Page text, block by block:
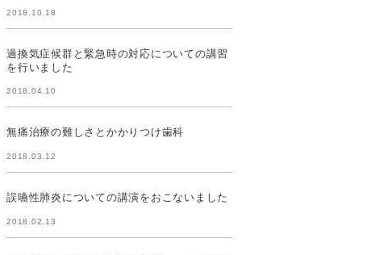
2018.10.18
過換気症候群と緊急時の対応についての講習
を行いました
2018.04.10
無痛治療の難しさとかかりつけ歯科
2018.03.12
誤嚥性肺炎についての講演をおこないました
2018.02.13